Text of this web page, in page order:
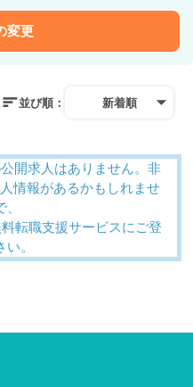
変更
並び順： 新着順
開求人はありません。非
情報があるかもしれませ
転職支援サービスにご登
。